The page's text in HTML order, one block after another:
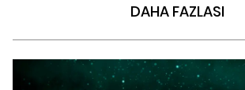
DAHA FAZLASI